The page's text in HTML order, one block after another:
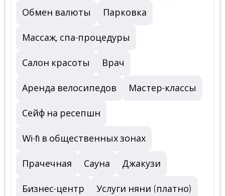
Обмен валюты Парковка
Массаж, спа-процедуры
Салон красоты Врач
Аренда велосипедов Мастер-классы
Сейф на ресепшн
Wi-fi в общественных зонах
Прачечная Сауна Джакузи
Бизнес-центр Услуги няни (платно)